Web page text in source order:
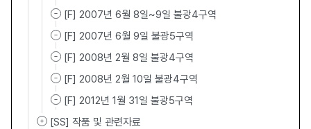
[F] 2007년 6월 8일~9일 불광4구역
[F] 2007년 6월 9일 불광5구역
[F] 2008년 2월 8일 불광4구역
[F] 2008년 2월 10일 불광4구역
[F] 2012년 1월 31일 불광5구역
[SS] 작품 및 관련자료